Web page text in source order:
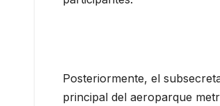
Posteriormente, el
principal del aeroparque